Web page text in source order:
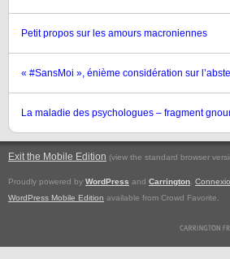
Petit propos sur les amours macroniennes
« #SansMoi », énième considération sur
La maladie des psychologues – fragment
Exit the Mobile Edition (view the standard browser
Proudly powered by WordPress and Carrington
WordPress Mobile Edition available from Crowd Favorite.